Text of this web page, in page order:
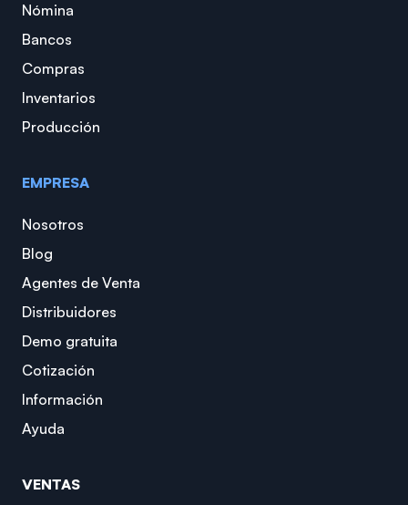
Nómina
Bancos
Compras
Inventarios
Producción
EMPRESA
Nosotros
Blog
Agentes de Venta
Distribuidores
Demo gratuita
Cotización
Información
Ayuda
VENTAS